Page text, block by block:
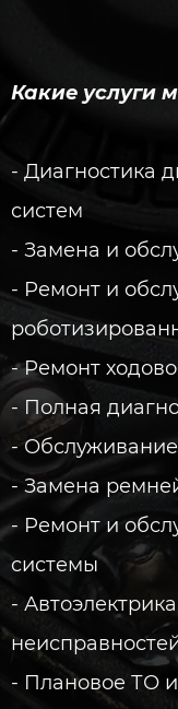
Какие услуги
- Диагностика
систем
- Замена и
- Ремонт и
- Ремонт
- Полная
-
- Замена
- Ремонт и
системы
-
- Плановое ТО